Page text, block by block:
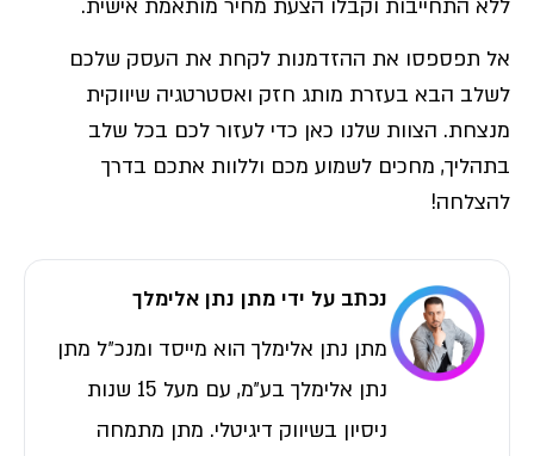
ללא התחייבות וקבלו הצעת מחיר מותאמת אישית.
אל תפספסו את ההזדמנות לקחת את העסק שלכם
לשלב הבא בעזרת מותג חזק ואסטרטגיה שיווקית
מנצחת. הצוות שלנו כאן כדי לעזור לכם בכל שלב
בתהליך, מחכים לשמוע מכם וללוות אתכם בדרך
להצלחה!
נכתב על ידי מתן נתן אלימלך
מתן נתן אלימלך הוא מייסד ומנכ״ל מתן
נתן אלימלך בע״מ, עם מעל 15 שנות
ניסיון בשיווק דיגיטלי. מתן מתמחה